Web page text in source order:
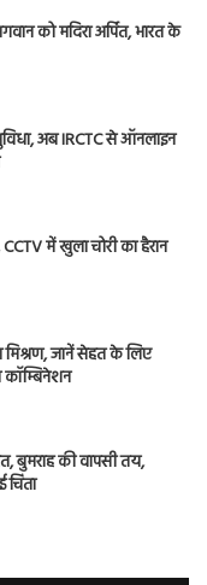
को मदिरा अर्पित, भारत के
अब IRCTC से ऑनलाइन
में खुला चोरी का हैरान
मिश्रण, जानें सेहत के लिए
बुमराह की वापसी तय,